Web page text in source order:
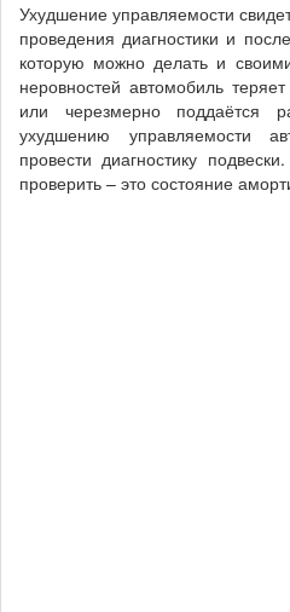
Ухудшение управляемости
проведения диагностики и
которую можно делать и
неровностей автомобиль
или черезмерно поддаётся
ухудшению управляемости
провести диагностику
проверить – это состояние